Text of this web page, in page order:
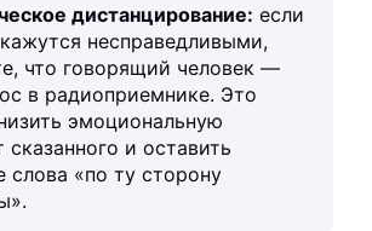
дистанцирование: если
несправедливыми,
что говорящий человек —
в радиоприемнике. Это
эмоциональную
сказанного и оставить
слова «по ту сторону